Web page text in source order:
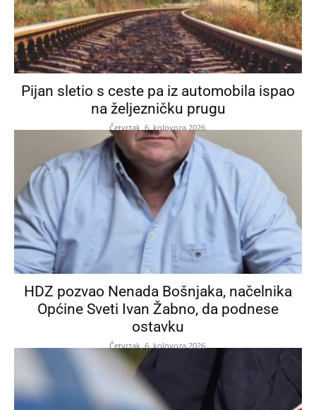
Pijan sletio s ceste pa iz automobila ispao
na željezničku prugu
Četvrtak, 6. kolovoza 2026.
HDZ pozvao Nenada Bošnjaka, načelnika
Općine Sveti Ivan Žabno, da podnese
ostavku
Četvrtak, 6. kolovoza 2026.